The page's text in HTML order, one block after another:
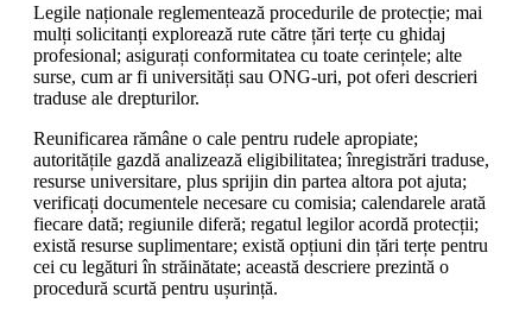
Legile naționale reglementează procedurile de protecție; mai
mulți solicitanți explorează rute către țări terțe cu ghidaj
profesional; asigurați conformitatea cu toate cerințele; alte
surse, cum ar fi universități sau ONG-uri, pot oferi descrieri
traduse ale drepturilor.
Reunificarea rămâne o cale pentru rudele apropiate;
autoritățile gazdă analizează eligibilitatea; înregistrări traduse,
resurse universitare, plus sprijin din partea altora pot ajuta;
verificați documentele necesare cu comisia; calendarele arată
fiecare dată; regiunile diferă; regatul legilor acordă protecții;
există resurse suplimentare; există opțiuni din țări terțe pentru
cei cu legături în străinătate; această descriere prezintă o
procedură scurtă pentru ușurință.